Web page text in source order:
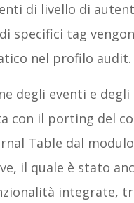
di livello di
specifici tag
nel profilo audit.
degli eventi e
con il porting del
Table dal
il quale è stato
integrate,